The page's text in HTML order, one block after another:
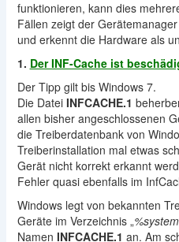
funktionieren, kann dies
Fällen zeigt der
und erkennt die Hardware als
1. Der INF-Cache ist
Der Tipp gilt bis Windows 7.
Die Datei INFCACHE.1
allen bisher angeschlossenen
die Treiberdatenbank von
Treiberinstallation mal etwas
Gerät nicht korrekt erkannt
Fehler quasi ebenfalls im
Windows legt von bekannten
Geräte im Verzeichnis „
Namen INFCACHE.1 an. Am